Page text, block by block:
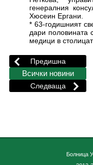
генералния
Хюсеин Ергани.
* 63-годишният
дари половината
медици в
Болница